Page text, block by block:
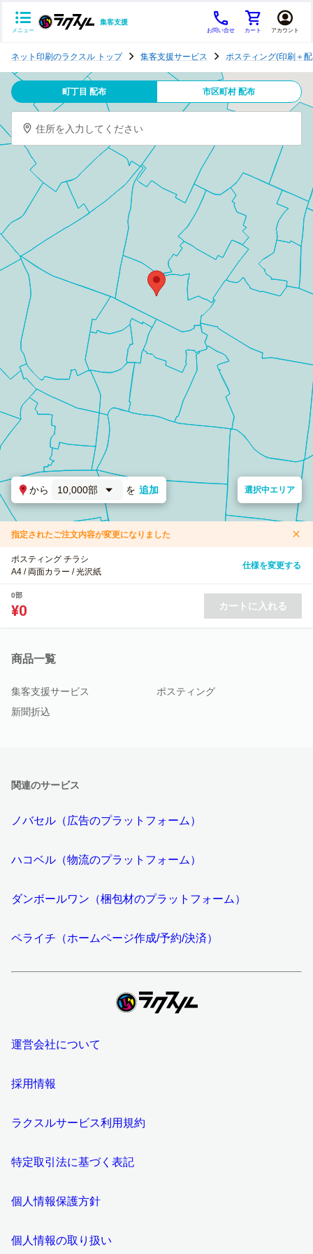
メニュー
集客支援
お問い合せ カート アカウント
テ
ン
グ
ネット印刷のラクスル トップ 集客支援サービス ポスティング(印刷＋
町丁目 配布 市区町村 配布
住所を入力してください
から 10,000部 を 追加 選択中エリア
指定されたご注文内容が変更になりました
ポスティング チラシ
A4 / 両面カラー / 光沢紙
仕様を変更する
0部
¥0 カートに入れる
商品一覧
集客支援サービス
ポスティング
新聞折込
関連のサービス
ノバセル（広告のプラットフォーム）
ハコベル（物流のプラットフォーム）
ダンボールワン（梱包材のプラットフォーム）
ペライチ（ホームページ作成/予約/決済）
運営会社について
採用情報
ラクスルサービス利用規約
特定取引法に基づく表記
個人情報保護方針
個人情報の取り扱い